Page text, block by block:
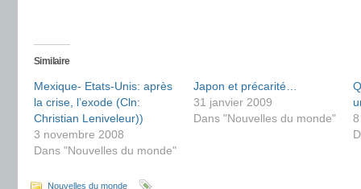
Similaire
Mexique- Etats-Unis: après
la crise, l’exode (Cln:
Christian Leniveleur))
3 novembre 2008
Dans "Nouvelles du monde"
Japon et précarité…
31 janvier 2009
Dans "Nouvelles du monde"
Nouvelles du monde